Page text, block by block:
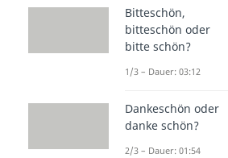
Bitteschön,
bitteschön oder
bitte schön?
1/3 – Dauer: 03:12
Dankeschön oder
danke schön?
2/3 – Dauer: 01:54